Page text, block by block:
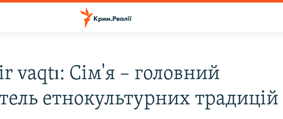
vaqtı: Сім'я – головний
етнокультурних традицій